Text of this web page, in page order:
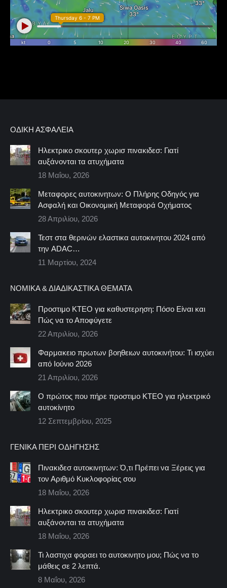
ΟΔΙΚΉ ΑΣΦΆΛΕΙΑ
Ηλεκτρικο σκουτερ χωρισ πινακιδεσ: Γιατί
αυξάνονται τα ατυχήματα
18 Μαΐου, 2026
Μεταφορες αυτοκινητων: Ο Πλήρης Οδηγός για
Ασφαλή και Οικονομική Μεταφορά Οχήματος
28 Απριλίου, 2026
Τεστ στα θερινών ελαστικα αυτοκινητου 2024 από
την ADAC…
11 Μαρτίου, 2024
ΝΟΜΙΚΆ & ΔΙΑΔΙΚΑΣΤΙΚΆ ΘΈΜΑΤΑ
Προστιμο ΚΤΕΟ για καθυστερηση: Πόσο Είναι και
Πώς να το Αποφύγετε
22 Απριλίου, 2026
Φαρμακειο πρωτων βοηθειων αυτοκινήτου: Τι ισχύει
από Ιούνιο 2026
21 Απριλίου, 2026
Ο πρώτος που πήρε προστιμο ΚΤΕΟ για ηλεκτρικό
αυτοκίνητο
12 Σεπτεμβρίου, 2025
ΓΕΝΙΚΆ ΠΕΡΊ ΟΔΉΓΗΣΗΣ
Πινακιδεσ αυτοκινητων: Ό,τι Πρέπει να Ξέρεις για
τον Αριθμό Κυκλοφορίας σου
18 Μαΐου, 2026
Ηλεκτρικο σκουτερ χωρισ πινακιδεσ: Γιατί
αυξάνονται τα ατυχήματα
18 Μαΐου, 2026
Τι λαστιχα φοραει το αυτοκινητο μου; Πώς να το
μάθεις σε 2 λεπτά.
8 Μαΐου, 2026